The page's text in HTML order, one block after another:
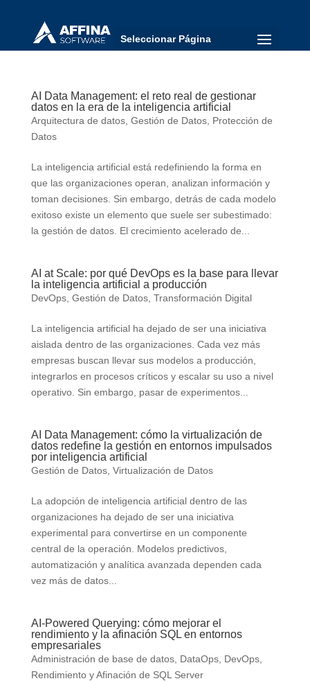
Seleccionar Página
AI Data Management: el reto real de gestionar
datos en la era de la inteligencia artificial
Arquitectura de datos, Gestión de Datos, Protección de
Datos
La inteligencia artificial está redefiniendo la forma en
que las organizaciones operan, analizan información y
toman decisiones. Sin embargo, detrás de cada modelo
exitoso existe un elemento que suele ser subestimado:
la gestión de datos. El crecimiento acelerado de...
AI at Scale: por qué DevOps es la base para llevar
la inteligencia artificial a producción
DevOps, Gestión de Datos, Transformación Digital
La inteligencia artificial ha dejado de ser una iniciativa
aislada dentro de las organizaciones. Cada vez más
empresas buscan llevar sus modelos a producción,
integrarlos en procesos críticos y escalar su uso a nivel
operativo. Sin embargo, pasar de experimentos...
AI Data Management: cómo la virtualización de
datos redefine la gestión en entornos impulsados
por inteligencia artificial
Gestión de Datos, Virtualización de Datos
La adopción de inteligencia artificial dentro de las
organizaciones ha dejado de ser una iniciativa
experimental para convertirse en un componente
central de la operación. Modelos predictivos,
automatización y analítica avanzada dependen cada
vez más de datos...
AI-Powered Querying: cómo mejorar el
rendimiento y la afinación SQL en entornos
empresariales
Administración de base de datos, DataOps, DevOps,
Rendimiento y Afinación de SQL Server